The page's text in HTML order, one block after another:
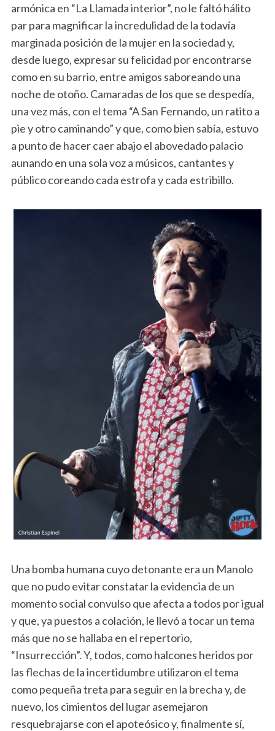
armónica en “La Llamada interior”, no le faltó hálito
par para magnificar la incredulidad de la todavía
marginada posición de la mujer en la sociedad y,
desde luego, expresar su felicidad por encontrarse
como en su barrio, entre amigos saboreando una
noche de otoño. Camaradas de los que se despedía,
una vez más, con el tema “A San Fernando, un ratito a
pie y otro caminando” y que, como bien sabía, estuvo
a punto de hacer caer abajo el abovedado palacio
aunando en una sola voz a músicos, cantantes y
público coreando cada estrofa y cada estribillo.
Una bomba humana cuyo detonante era un Manolo
que no pudo evitar constatar la evidencia de un
momento social convulso que afecta a todos por igual
y que, ya puestos a colación, le llevó a tocar un tema
más que no se hallaba en el repertorio,
“Insurrección”. Y, todos, como halcones heridos por
las flechas de la incertidumbre utilizaron el tema
como pequeña treta para seguir en la brecha y, de
nuevo, los cimientos del lugar asemejaron
resquebrajarse con el apoteósico y, finalmente sí,